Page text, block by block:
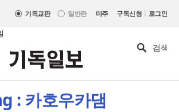
기독교판 일반판 미주 구독신청 | 로그인
: 카호우카댐